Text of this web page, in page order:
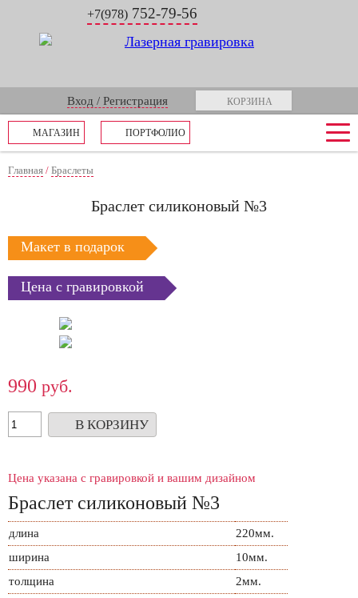
+7(978)752-79-56
Вход / Регистрация КОРЗИНА
МАГАЗИН ПОРТФОЛИО
Главная / Браслеты
Браслет силиконовый №3
Макет в подарок
Цена с гравировкой
990 руб.
В КОРЗИНУ
Цена указана с гравировкой и вашим дизайном
Браслет силиконовый №3
длина
220мм.
ширина
10мм.
толщина
2мм.